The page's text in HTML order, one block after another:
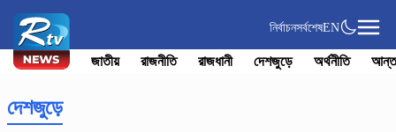
নির্বাচনসর্বশেষEN
জাতীয় রাজনীতি রাজধানী দেশজুড়ে অর্থনীতি
দেশজুড়ে